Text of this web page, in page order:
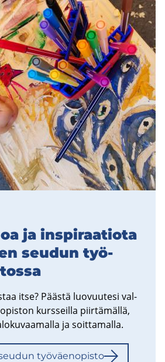
ja ins­pi­raa­tio­ta
seu­dun työ­
itse? Pääs­tä luo­vuu­te­si val­
kurs­seil­la piir­tä­mäl­lä,
ja soit­ta­mal­la.
työ­väen­opis­to